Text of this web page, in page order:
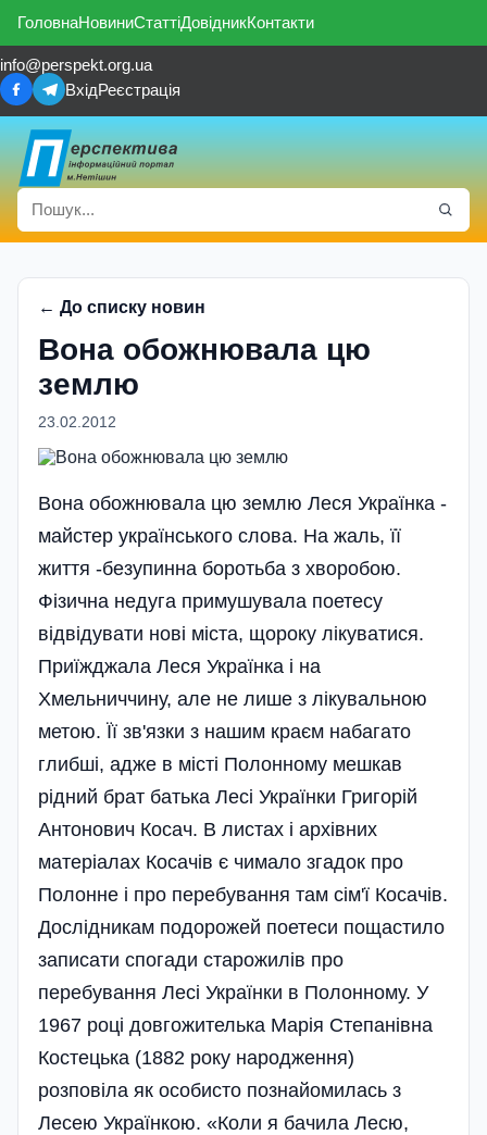
ГоловнаНовиниСтаттіДовідникКонтакти
info@perspekt.org.ua
ВхідРеєстрація
← До списку новин
Вона обожнювала цю
землю
23.02.2012
Вона обожнювала цю землю Леся Українка -
майстер українського слова. На жаль, її
життя -безупинна боротьба з хворобою.
Фізична недуга примушувала поетесу
відвідувати нові міста, щороку лікуватися.
Приїжджала Леся Українка і на
Хмельниччину, але не лише з лікувальною
метою. Її зв'язки з нашим краєм набагато
глибші, адже в місті Полонному мешкав
рідний брат батька Лесі Українки Григорій
Антонович Косач. В листах і архівних
матеріалах Косачів є чимало згадок про
Полонне і про перебування там сім'ї Косачів.
Дослідникам подорожей поетеси пощастило
записати спогади старожилів про
перебування Лесі Українки в Полонному. У
1967 році довгожителька Марія Степанівна
Костецька (1882 року народження)
розповіла як особисто познайомилась з
Лесею Українкою. «Коли я бачила Лесю,